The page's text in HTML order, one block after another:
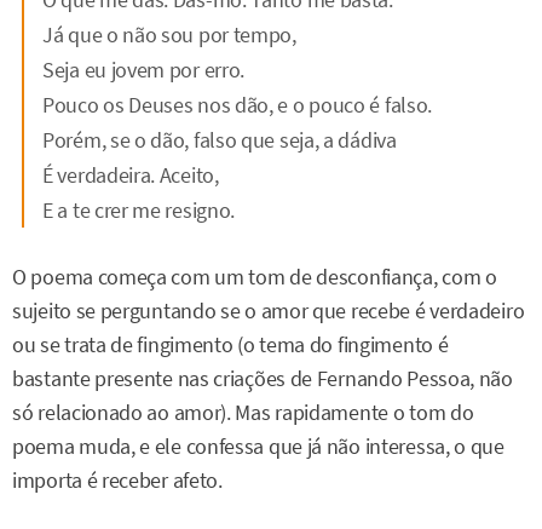
Já que o não sou por tempo,
Seja eu jovem por erro.
Pouco os Deuses nos dão, e o pouco é falso.
Porém, se o dão, falso que seja, a dádiva
É verdadeira. Aceito,
E a te crer me resigno.
O poema começa com um tom de desconfiança, com o
sujeito se perguntando se o amor que recebe é verdadeiro
ou se trata de fingimento (o tema do fingimento é
bastante presente nas criações de Fernando Pessoa, não
só relacionado ao amor). Mas rapidamente o tom do
poema muda, e ele confessa que já não interessa, o que
importa é receber afeto.